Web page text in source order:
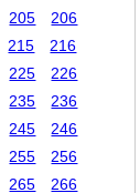
205
206
215
216
225
226
235
236
245
246
255
256
265 266